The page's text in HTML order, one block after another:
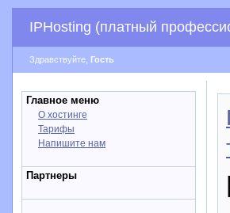
IPHosting (платный
Здравствуйте, Гость
Главное меню
О хостинге
Тарифы
Напишите нам
Партнеры